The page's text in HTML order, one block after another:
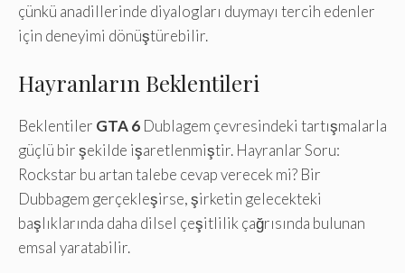
çünkü anadillerinde diyalogları duymayı tercih edenler
için deneyimi dönüştürebilir.
Hayranların Beklentileri
Beklentiler GTA 6 Dublagem çevresindeki tartışmalarla
güçlü bir şekilde işaretlenmiştir. Hayranlar Soru:
Rockstar bu artan talebe cevap verecek mi? Bir
Dubbagem gerçekleşirse, şirketin gelecekteki
başlıklarında daha dilsel çeşitlilik çağrısında bulunan
emsal yaratabilir.